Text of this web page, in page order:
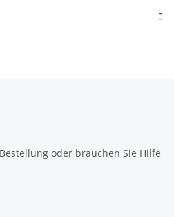
oder brauchen Sie Hilfe